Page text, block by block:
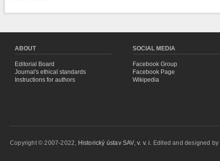
ABOUT
Editorial Board
Journal's ethical standards
Instructions for authors
SOCIAL MEDIA
Facebook Group
Facebook Page
Wikipedia
Copyright © 2007-2022, Historický ústav SAV, v. v. i. Edited and designed by